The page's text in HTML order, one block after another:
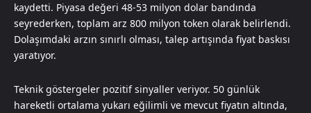
kaydetti. Piyasa değeri 48-53 milyon dolar bandında
seyrederken, toplam arz 800 milyon token olarak belirlendi.
Dolaşımdaki arzın sınırlı olması, talep artışında fiyat baskısı
yaratıyor.
Teknik göstergeler pozitif sinyaller veriyor. 50 günlük
hareketli ortalama yukarı eğilimli ve mevcut fiyatın altında,